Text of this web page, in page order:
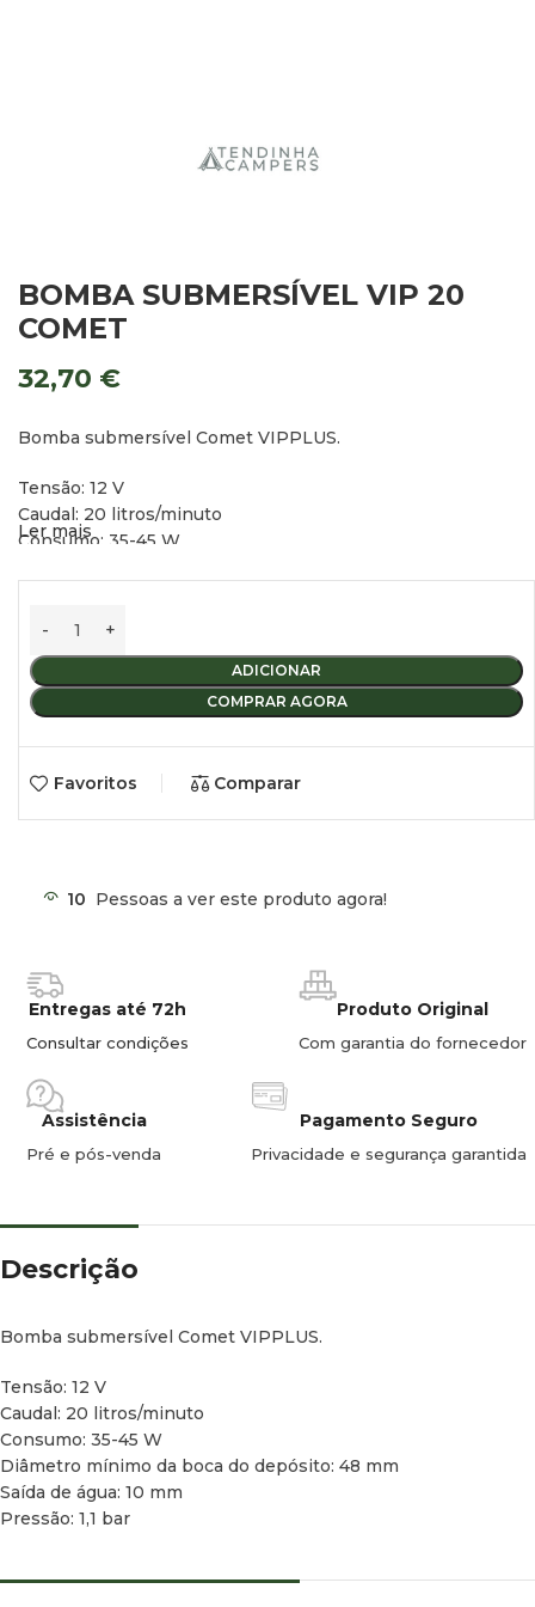
BOMBA SUBMERSÍVEL VIP 20
COMET
32,70 €
Bomba submersível Comet VIPPLUS.
Tensão: 12 V
Caudal: 20 litros/minuto
Consumo: 35-45 W
Pressão: 1,1 bar
Ler mais
ADICIONAR
COMPRAR AGORA
Favoritos Comparar
10 Pessoas a ver este produto agora!
Entregas até 72h
Consultar condições
Produto Original
Com garantia do fornecedor
Assistência
Pré e pós-venda
Pagamento Seguro
Privacidade e segurança garantida
Descrição
Bomba submersível Comet VIPPLUS.
Tensão: 12 V
Caudal: 20 litros/minuto
Consumo: 35-45 W
Diâmetro mínimo da boca do depósito: 48 mm
Saída de água: 10 mm
Pressão: 1,1 bar